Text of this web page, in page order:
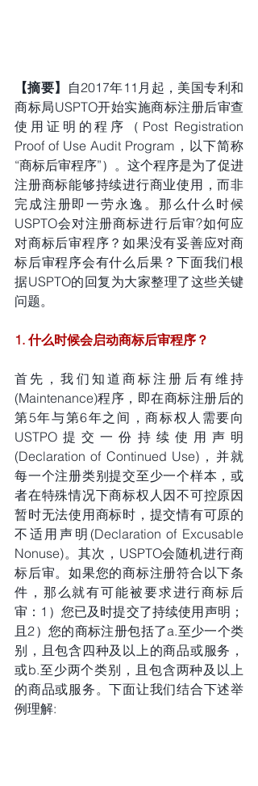
【摘要】
自2017年11月起，美国专利和
商标局USPTO开始实施商标注册后审查
使用证明的程序（Post Registration
Proof of Use Audit Program，以下简称
“商标后审程序”）。这个程序是为了促进
注册商标能够持续进行商业使用，而非
完成注册即一劳永逸。那么什么时候
USPTO会对注册商标进行后审?如何应
对商标后审程序？如果没有妥善应对商
标后审程序会有什么后果？下面我们根
据USPTO的回复为大家整理了这些关键
问题。
1. 什么时候会启动商标后审程序？
首先，我们知道商标注册后有维持
(Maintenance)程序，即在商标注册后的
第5年与第6年之间，商标权人需要向
USTPO提交一份持续使用声明
(Declaration of Continued Use)，并就
每一个注册类别提交至少一个样本，或
者在特殊情况下商标权人因不可控原因
暂时无法使用商标时，提交情有可原的
不适用声明(Declaration of Excusable
Nonuse)。其次，USPTO会随机进行商
标后审。如果您的商标注册符合以下条
件，那么就有可能被要求进行商标后
审：1）您已及时提交了持续使用声明；
且2）您的商标注册包括了a.至少一个类
别，且包含四种及以上的商品或服务，
或b.至少两个类别，且包含两种及以上
的商品或服务。下面让我们结合下述举
例理解: